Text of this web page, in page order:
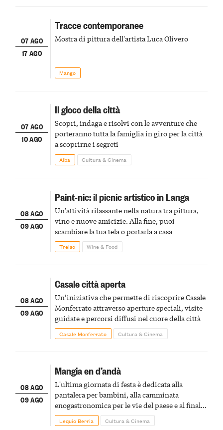
07 AGO
17 AGO
Tracce contemporanee
Mostra di pittura dell'artista Luca Olivero
Mango
07 AGO
10 AGO
Il gioco della città
Scopri, indaga e risolvi con le avventure che
porteranno tutta la famiglia in giro per la città
a scoprirne i segreti
Alba Cultura & Cinema
08 AGO
09 AGO
Paint-nic: il picnic artistico in Langa
Un'attività rilassante nella natura tra pittura,
vino e nuove amicizie. Alla fine, puoi
scambiare la tua tela o portarla a casa
Treiso Wine & Food
08 AGO
09 AGO
Casale città aperta
Un’iniziativa che permette di riscoprire Casale
Monferrato attraverso aperture speciali, visite
guidate e percorsi diffusi nel cuore della città
Casale Monferrato Cultura & Cinema
08 AGO
09 AGO
Mangia en d’andà
L'ultima giornata di festa è dedicata alla
pantalera per bambini, alla camminata
enogastronomica per le vie del paese e al finale
pirotecnico
Lequio Berria Cultura & Cinema